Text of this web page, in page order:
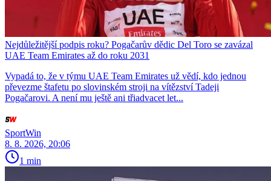
Nejdůležitější podpis roku? Pogačarův dědic Del Toro se zavázal
UAE Team Emirates až do roku 2031
Vypadá to, že v týmu UAE Team Emirates už vědí, kdo jednou
převezme štafetu po slovinském stroji na vítězství Tadeji
Pogačarovi. A není mu ještě ani třiadvacet let...
SportWin
8. 8. 2026, 20:06
1 min